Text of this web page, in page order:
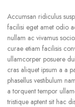
Accumsan ridiculus
facilisi eget amet odio
nullam ac vivamus
curae etiam facilisis
ullamcorper posuere
cras aliquet ipsum a a
phasellus vestibulum
a torquent tempor
tristique aptent sit hac